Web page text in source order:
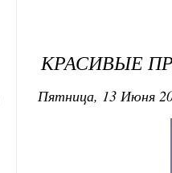
КРАСИВЫЕ
Пятница, 13 Июня